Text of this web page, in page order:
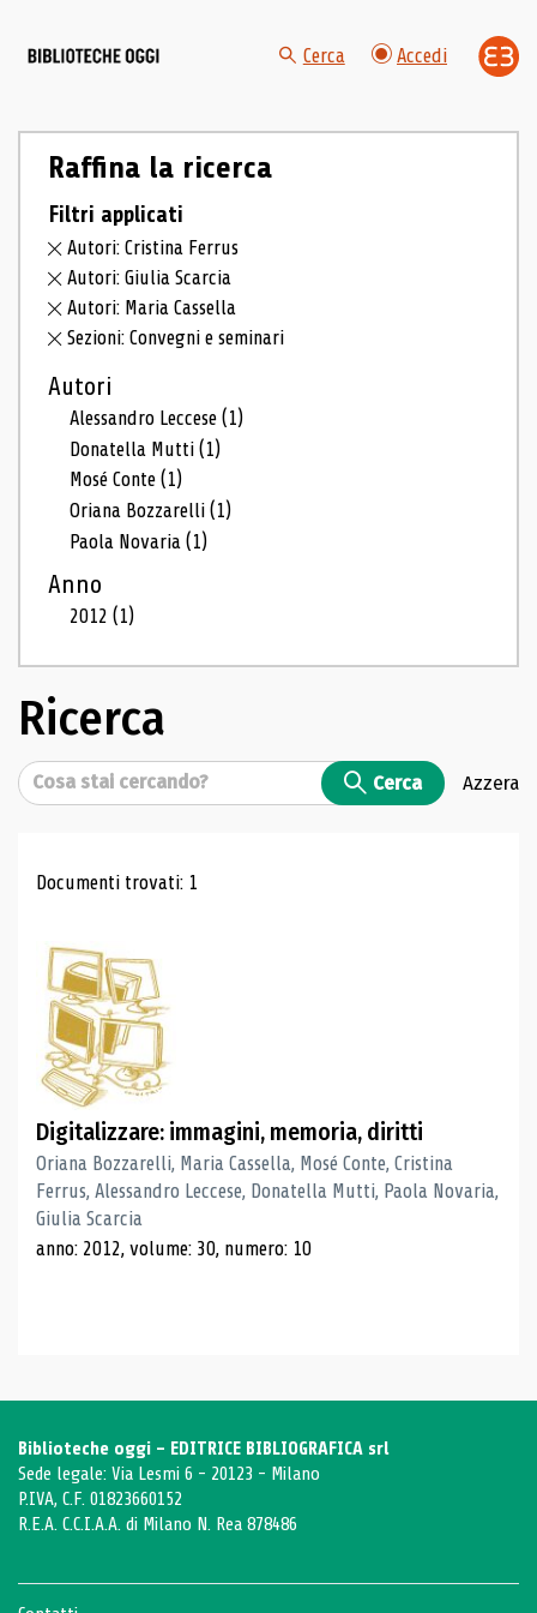
Cerca Accedi
Raffina la ricerca
Filtri applicati
Autori: Cristina Ferrus
Autori: Giulia Scarcia
Autori: Maria Cassella
Sezioni: Convegni e seminari
Autori
Alessandro Leccese(1)
Donatella Mutti(1)
Mosé Conte(1)
Oriana Bozzarelli(1)
Paola Novaria(1)
Anno
2012(1)
Ricerca
Cerca Cerca Azzera
Risultati di ricerca
Documenti trovati: 1
Digitalizzare: immagini, memoria, diritti
Oriana Bozzarelli, Maria Cassella, Mosé Conte, Cristina
Ferrus, Alessandro Leccese, Donatella Mutti, Paola Novaria,
Giulia Scarcia
anno: 2012, volume: 30, numero: 10
Biblioteche oggi - EDITRICE BIBLIOGRAFICA srl
Sede legale: Via Lesmi 6 - 20123 - Milano
P.IVA, C.F. 01823660152
R.E.A. C.C.I.A.A. di Milano N. Rea 878486